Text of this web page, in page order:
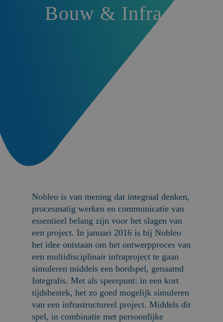
Bouw & Infra
Nobleo is van mening dat integraal denken,
procesmatig werken en communicatie van
essentieel belang zijn voor het slagen van
een project. In januari 2016 is bij Nobleo
het idee ontstaan om het ontwerpproces van
een multidisciplinair infraproject te gaan
simuleren middels een bordspel, genaamd
Integralis. Met als speerpunt: in een kort
tijdsbestek, het zo goed mogelijk simuleren
van een infrastructureel project. Middels dit
spel, in combinatie met persoonlijke